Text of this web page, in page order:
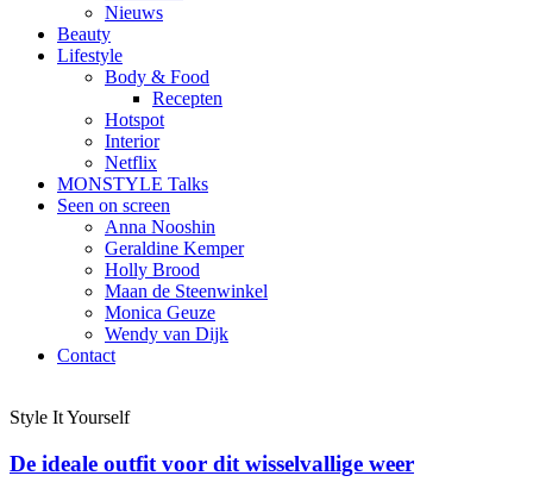
Nieuws
Beauty
Lifestyle
Body & Food
Recepten
Hotspot
Interior
Netflix
MONSTYLE Talks
Seen on screen
Anna Nooshin
Geraldine Kemper
Holly Brood
Maan de Steenwinkel
Monica Geuze
Wendy van Dijk
Contact
Style It Yourself
De ideale outfit voor dit wisselvallige weer